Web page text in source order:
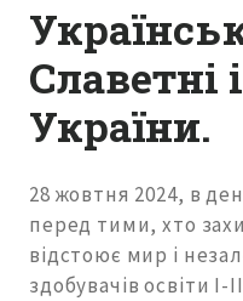
Славетні
України.
28 жовтня 2024, в
перед тими, хто
відстоює мир і
здобувачів освіти І-